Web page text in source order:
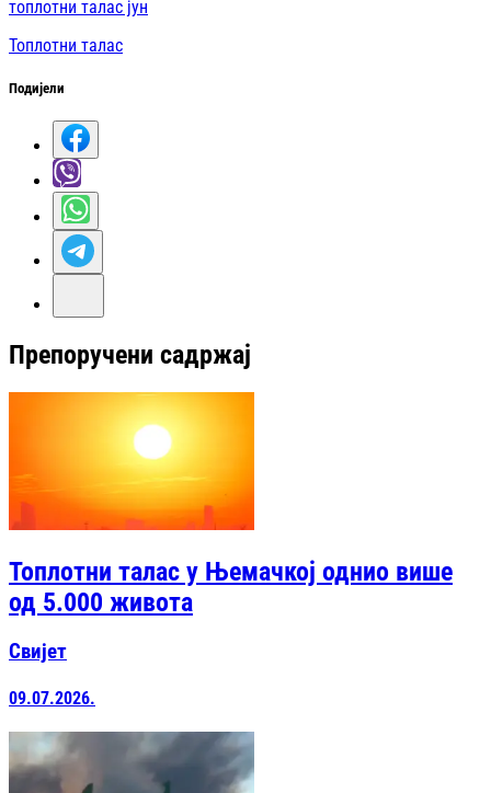
топлотни талас јун
Топлотни талас
Подијели
Препоручени садржај
Топлотни талас у Њемачкој однио више
од 5.000 живота
Свијет
09.07.2026.